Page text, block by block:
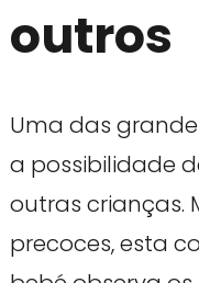
outros
Uma das
a possibilidade
outras crianças.
precoces, esta